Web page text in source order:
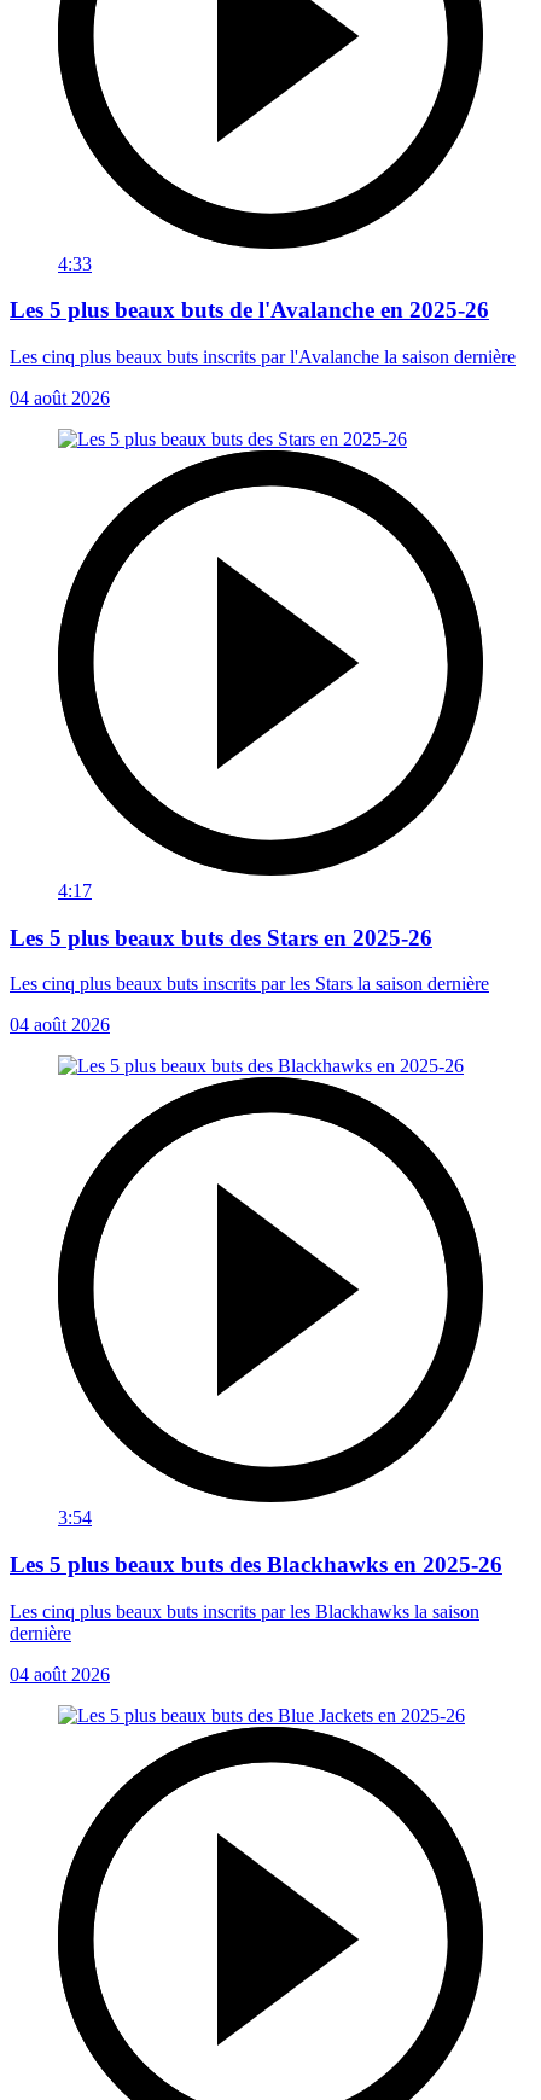
4:33
Les 5 plus beaux buts de l'Avalanche en 2025-26
Les cinq plus beaux buts inscrits par l'Avalanche la saison dernière
04 août 2026
4:17
Les 5 plus beaux buts des Stars en 2025-26
Les cinq plus beaux buts inscrits par les Stars la saison dernière
04 août 2026
3:54
Les 5 plus beaux buts des Blackhawks en 2025-26
Les cinq plus beaux buts inscrits par les Blackhawks la saison
dernière
04 août 2026